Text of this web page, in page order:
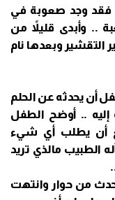
فقد وجد صعوبة في
.. وأبدى قليلاً من
التقشير وبعدها نام
أن يحدثه عن الحلم
إليه .. أوضح الطفل
أن يطلب أي شيء
الطبيب مالذي تريد
من حوار وانتهت